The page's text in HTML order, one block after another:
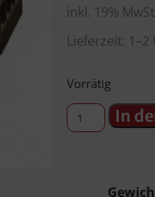
inkl. 19%
Lieferzeit: 1–2
Vorrätig
In